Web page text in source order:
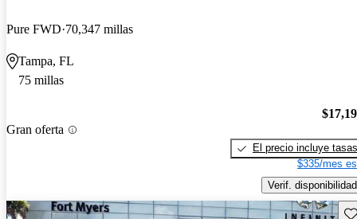
Pure FWD 70,347 millas
Tampa, FL
75 millas
Gran oferta
El precio incluye tasas
$335/mes
Verif. disponibilidad